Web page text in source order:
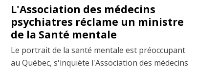
L'Association des médecins
psychiatres réclame un ministre
de la Santé mentale
Le portrait de la santé mentale est préoccupant
au Québec, s'inquiète l'Association des médecins